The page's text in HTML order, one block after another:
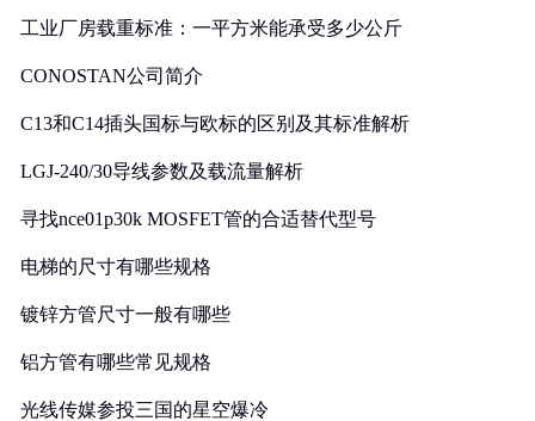
工业厂房载重标准：一平方米能承受多少公斤
CONOSTAN公司简介
C13和C14插头国标与欧标的区别及其标准解析
LGJ-240/30导线参数及载流量解析
寻找nce01p30k MOSFET管的合适替代型号
电梯的尺寸有哪些规格
镀锌方管尺寸一般有哪些
铝方管有哪些常见规格
光线传媒参投三国的星空爆冷